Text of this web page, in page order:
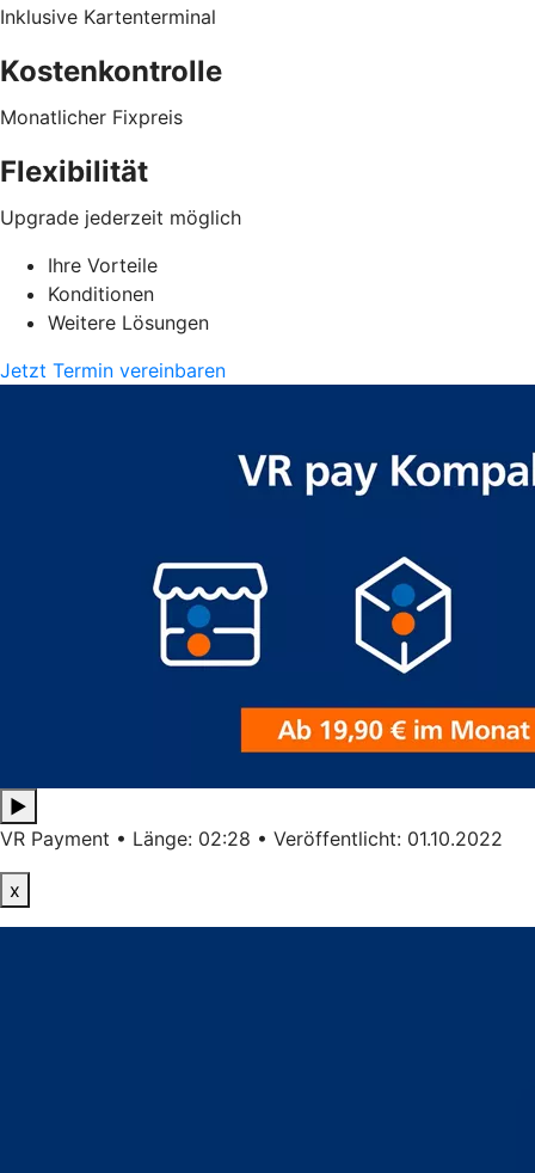
Inklusive Kartenterminal
Kostenkontrolle
Monatlicher Fixpreis
Flexibilität
Upgrade jederzeit möglich
Ihre Vorteile
Konditionen
Weitere Lösungen
Jetzt Termin vereinbaren
▶
VR Payment • Länge: 02:28 • Veröffentlicht: 01.10.2022
x